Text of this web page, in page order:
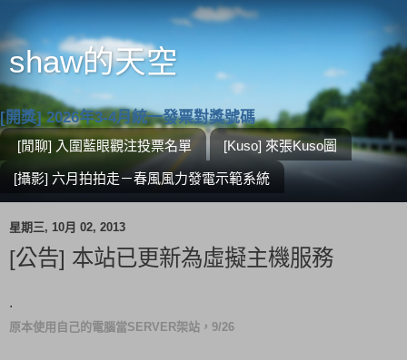
shaw的天空
[開獎] 2026年3-4月統一發票對獎號碼
[閒聊] 入圍藍眼觀注投票名單 [Kuso] 來張Kuso圖
[攝影] 六月拍拍走－春風風力發電示範系統
星期三, 10月 02, 2013
[公告] 本站已更新為虛擬主機服務
.
原本使用自己的電腦當SERVER架站，9/26